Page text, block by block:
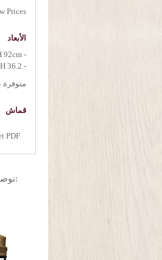
Prices.
الأبعاد
- W 160cm x D 97cm x H 92cm
- W 63" x D 38.2" x H 36.2"
متوفرة
قماش
PDF